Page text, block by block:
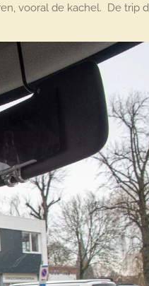
vooral de kachel. De trip